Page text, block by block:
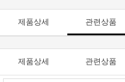
제품상세 관련상품
제품상세 관련상품